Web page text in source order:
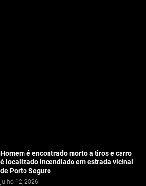
Homem é encontrado morto a tiros e carro
é localizado incendiado em estrada vicinal
de Porto Seguro
julho 12, 2026